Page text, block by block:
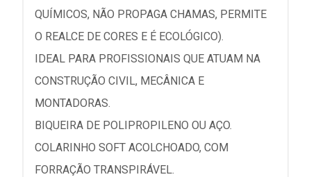
QUÍMICOS, NÃO PROPAGA CHAMAS, PERMITE
O REALCE DE CORES E É ECOLÓGICO).
IDEAL PARA PROFISSIONAIS QUE ATUAM NA
CONSTRUÇÃO CIVIL, MECÂNICA E
MONTADORAS.
BIQUEIRA DE POLIPROPILENO OU AÇO.
COLARINHO SOFT ACOLCHOADO, COM
FORRAÇÃO TRANSPIRÁVEL.